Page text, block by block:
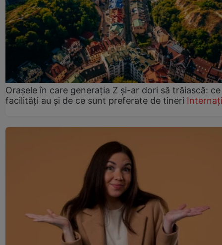
Orașele în care generația Z și-ar dori să trăiască: ce
facilități au și de ce sunt preferate de tineri